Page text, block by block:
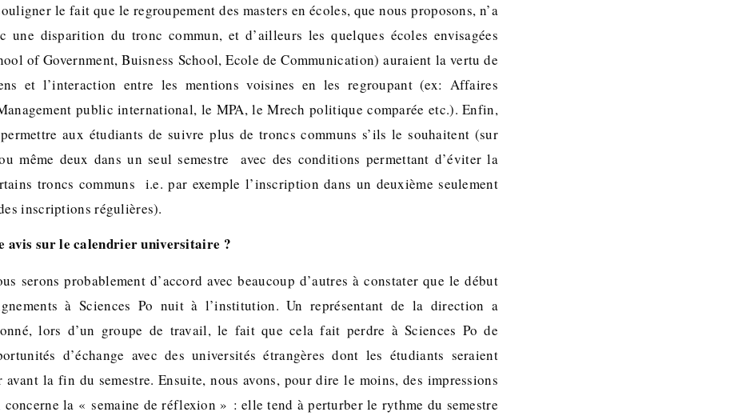
le fait que le regroupement des masters en écoles, que nous proposons, n’a
une disparition du tronc commun, et d’ailleurs les quelques écoles envisagées
of Government, Buisness School, Ecole de Communication) auraient la vertu de
et l’interaction entre les mentions voisines en les regroupant (ex: Affaires
public international, le MPA, le Mrech politique comparée etc.). Enfin,
aux étudiants de suivre plus de troncs communs s’ils le souhaitent (sur
même deux dans un seul semestre  avec des conditions permettant d’éviter la
troncs communs  i.e. par exemple l’inscription dans un deuxième seulement
inscriptions régulières).
avis sur le calendrier universitaire ?
serons probablement d’accord avec beaucoup d’autres à constater que le début
à Sciences Po nuit à l’institution. Un représentant de la direction a
lors d’un groupe de travail, le fait que cela fait perdre à Sciences Po de
d’échange avec des universités étrangères dont les étudiants seraient
la fin du semestre. Ensuite, nous avons, pour dire le moins, des impressions
la « semaine de réflexion » : elle tend à perturber le rythme du semestre